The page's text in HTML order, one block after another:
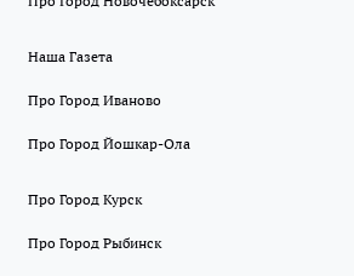
Наша Газета
Про Город Иваново
Про Город Йошкар-Ола
Про Город Курск
Про Город Рыбинск